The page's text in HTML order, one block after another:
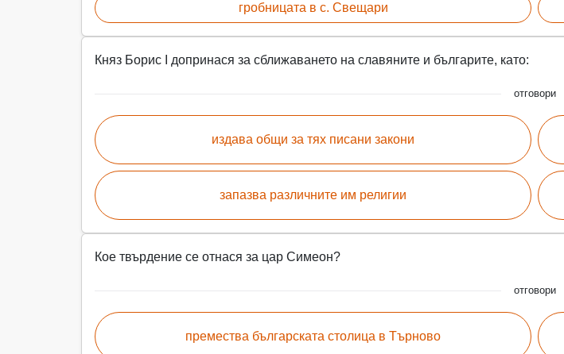
гробницата в с. Свещари
Княз Борис I допринася за сближаването на славяните и българите, като:
отговори
издава общи за тях писани закони
запазва различните им религии
Кое твърдение се отнася за цар Симеон?
отговори
премества българската столица в Търново